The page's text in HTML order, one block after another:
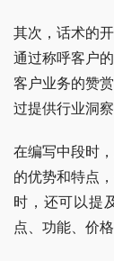
其次，话术的
通过称呼客户
客户业务的赞
过提供行业洞
在编写中段时
的优势和特点
时，还可以提
点、功能、价